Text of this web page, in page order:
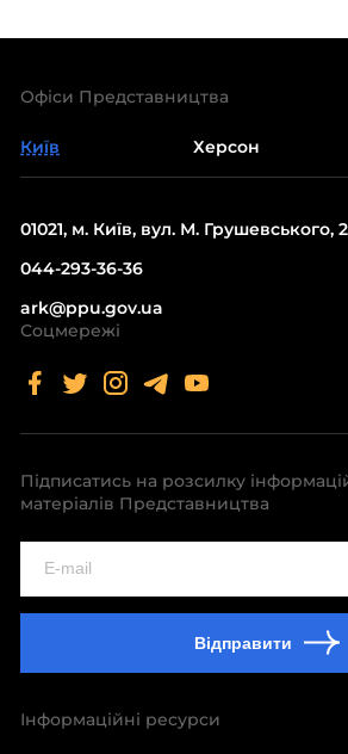
Офіси Представництва
Київ Херсон
01021, м. Київ, вул. М. Грушевського,
044-293-36-36
ark@ppu.gov.ua
Соцмережі
Підписатись на розсилку
матеріалів Представництва
Відправити
Інформаційні ресурси